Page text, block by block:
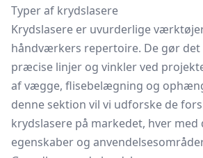
Typer af krydslasere
Krydslasere er uvurderlige
håndværkers repertoire. De gør det
præcise linjer og vinkler ved
af vægge, flisebelægning og
denne sektion vil vi udforske de
krydslasere på markedet, hver med
egenskaber og